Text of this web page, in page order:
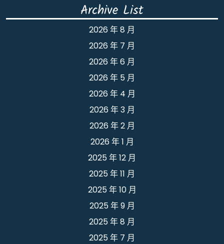
Archive List
2026 年 8 月
2026 年 7 月
2026 年 6 月
2026 年 5 月
2026 年 4 月
2026 年 3 月
2026 年 2 月
2026 年 1 月
2025 年 12 月
2025 年 11 月
2025 年 10 月
2025 年 9 月
2025 年 8 月
2025 年 7 月